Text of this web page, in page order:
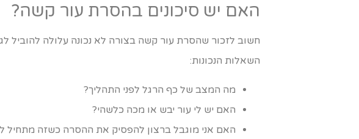
האם יש סיכונים בהסרת עור קשה?
חשוב לזכור שהסרת עור קשה בצורה לא נכונה עלולה להוביל
השאלות הנכונות:
מה המצב של כף הרגל לפני התהליך?
האם יש לי עור יבש או מכה כלשהי?
האם אני מוגבל ברצון להפסיק את ההסרה כשזה מתחיל